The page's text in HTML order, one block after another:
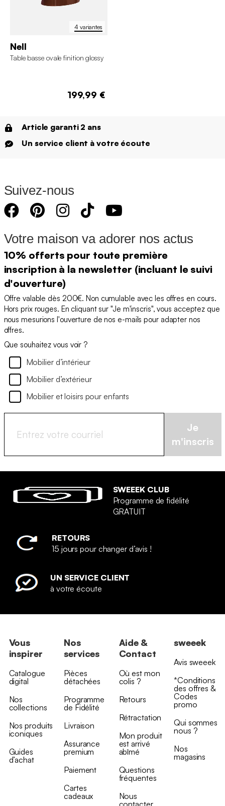
4 variantes
Nell
Table basse ovale finition glossy
199,99 €
Article garanti 2 ans
Un service client à votre écoute
Suivez-nous
Votre maison va adorer nos actus
10% offerts pour toute première
inscription à la newsletter (incluant le suivi
d'ouverture)
Offre valable dès 200€. Non cumulable avec les offres en cours.
Hors prix rouges. En cliquant sur "Je m'inscris", vous acceptez que
nous mesurions l'ouverture de nos e-mails pour adapter nos
offres.
Que souhaitez vous voir ?
Mobilier d’intérieur
Mobilier d’extérieur
Mobilier et loisirs pour enfants
Je
m'inscris
SWEEEK CLUB
Programme de fidélité
GRATUIT
RETOURS
15 jours pour changer d’avis !
UN SERVICE CLIENT
à votre écoute
Vous
inspirer
Catalogue
digital
Nos
collections
Nos produits
iconiques
Guides
d’achat
Nos
services
Pièces
détachées
Programme
de Fidélité
Livraison
Assurance
premium
Paiement
Cartes
cadeaux
Aide &
Contact
Où est mon
colis ?
Retours
Rétractation
Mon produit
est arrivé
abîmé
Questions
fréquentes
Nous
sweeek
Avis sweeek
*Conditions
des offres &
Codes
promo
Qui sommes
nous ?
Nos
magasins